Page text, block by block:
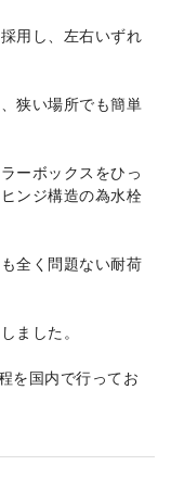
用し、左右いずれ
狭い場所でも簡単
ーボックスをひっ
ンジ構造の為水栓
全く問題ない耐荷
ました。
を国内で行ってお